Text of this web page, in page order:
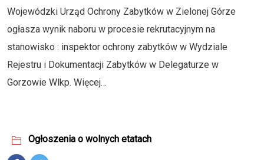
Wojewódzki Urząd Ochrony Zabytków w Zielonej Górze
ogłasza wynik naboru w procesie rekrutacyjnym na
stanowisko : inspektor ochrony zabytków w Wydziale
Rejestru i Dokumentacji Zabytków w Delegaturze w
Gorzowie Wlkp. Więcej…
Ogłoszenia o wolnych etatach